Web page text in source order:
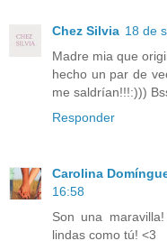
Chez Silvia 18 de
Madre mia que
hecho un par de
me saldrían!!!:)))
Responder
Carolina
16:58
Son una
lindas como tú! <3